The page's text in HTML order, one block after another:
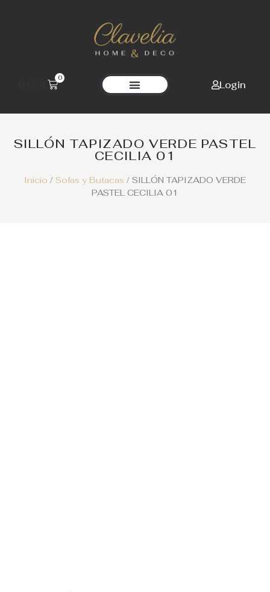
0
Login
SILLÓN TAPIZADO VERDE PASTEL
CECILIA 01
Inicio / Sofas y Butacas / SILLÓN TAPIZADO VERDE
PASTEL CECILIA 01